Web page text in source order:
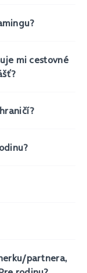
mi cestovné
partnera,